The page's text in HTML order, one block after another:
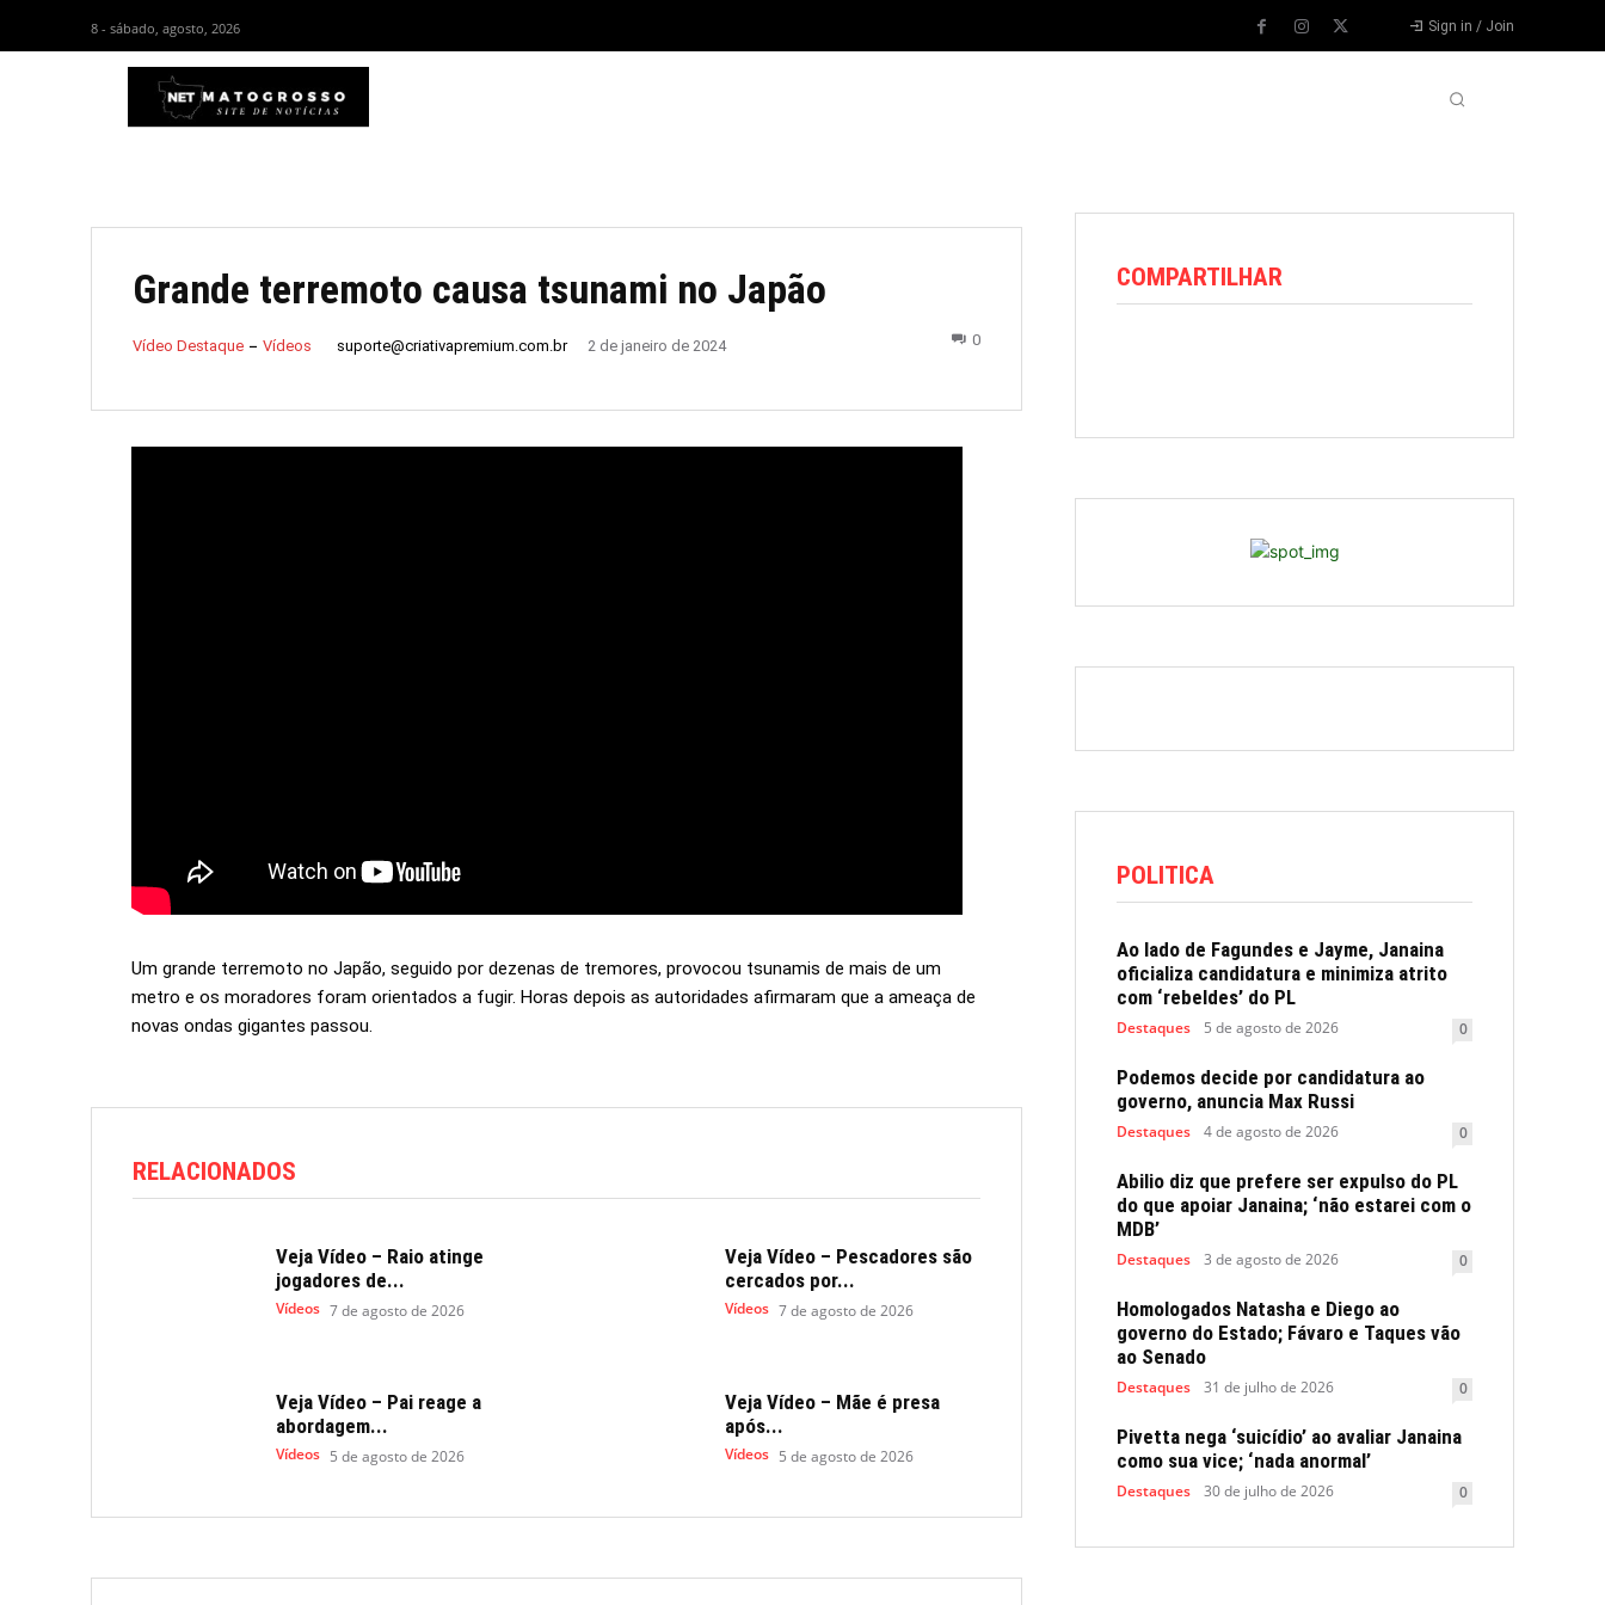
8 - sábado, agosto, 2026 Sign in / Join
Grande terremoto causa tsunami no Japão
Vídeo Destaque Vídeos suporte@criativapremium.com.br 2 de janeiro de 2024 0
Um grande terremoto no Japão, seguido por dezenas de tremores, provocou tsunamis de mais de um
metro e os moradores foram orientados a fugir. Horas depois as autoridades afirmaram que a ameaça de
novas ondas gigantes passou.
RELACIONADOS
Veja Vídeo – Raio atinge
jogadores de...
Vídeos 7 de agosto de 2026
Veja Vídeo – Pescadores são
cercados por...
Vídeos 7 de agosto de 2026
Veja Vídeo – Pai reage a
abordagem...
Vídeos 5 de agosto de 2026
Veja Vídeo – Mãe é presa
após...
Vídeos 5 de agosto de 2026
COMPARTILHAR
POLITICA
Ao lado de Fagundes e Jayme, Janaina
oficializa candidatura e minimiza atrito
com ‘rebeldes’ do PL
Destaques 5 de agosto de 2026 0
Podemos decide por candidatura ao
governo, anuncia Max Russi
Destaques 4 de agosto de 2026 0
Abilio diz que prefere ser expulso do PL
do que apoiar Janaina; ‘não estarei com o
MDB’
Destaques 3 de agosto de 2026 0
Homologados Natasha e Diego ao
governo do Estado; Fávaro e Taques vão
ao Senado
Destaques 31 de julho de 2026 0
Pivetta nega ‘suicídio’ ao avaliar Janaina
como sua vice; ‘nada anormal’
Destaques 30 de julho de 2026 0